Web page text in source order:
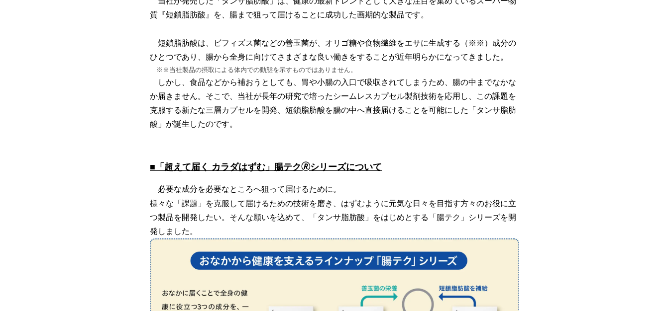
質『短鎖脂肪酸』を、腸まで狙って届けることに成功した画期的な製品です。
短鎖脂肪酸は、ビフィズス菌などの善玉菌が、オリゴ糖や食物繊維をエサに生成する（※※）成分の
ひとつであり、腸から全身に向けてさまざまな良い働きをすることが近年明らかになってきました。
※※当社製品の摂取による体内での動態を示すものではありません。
しかし、食品などから補おうとしても、胃や小腸の入口で吸収されてしまうため、腸の中までなかな
か届きません。そこで、当社が長年の研究で培ったシームレスカプセル製剤技術を応用し、この課題を
克服する新たな三層カプセルを開発、短鎖脂肪酸を腸の中へ直接届けることを可能にした「タンサ脂肪
酸」が誕生したのです。
■「超えて届く カラダはずむ」腸テク🄬シリーズについて
必要な成分を必要なところへ狙って届けるために。
様々な「課題」を克服して届けるための技術を磨き、はずむように元気な日々を目指す方々のお役に立
つ製品を開発したい。そんな願いを込めて、「タンサ脂肪酸」をはじめとする「腸テク」シリーズを開
発しました。